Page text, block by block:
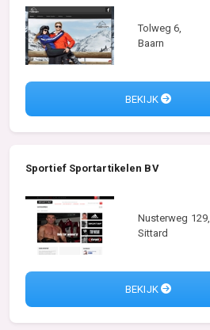
Tolweg 6,
Baarn
BEKIJK
Sportief Sportartikelen BV
Nusterweg 129,
Sittard
BEKIJK